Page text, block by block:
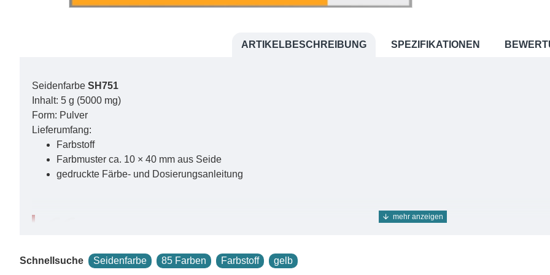
ARTIKELBESCHREIBUNG SPEZIFIKATIONEN
Seidenfarbe SH751
Inhalt: 5 g (5000 mg)
Form: Pulver
Lieferumfang:
Farbstoff
Farbmuster ca. 10 × 40 mm aus Seide
gedruckte Färbe- und Dosierungsanleitung
Sie können auch das passendeFarbmuster auf Seidenstoff
Crepe Satin 12.5in den oben abgebildeten Farbtiefen
Schnellsuche Seidenfarbe 85 Farben Farbstoff gelb